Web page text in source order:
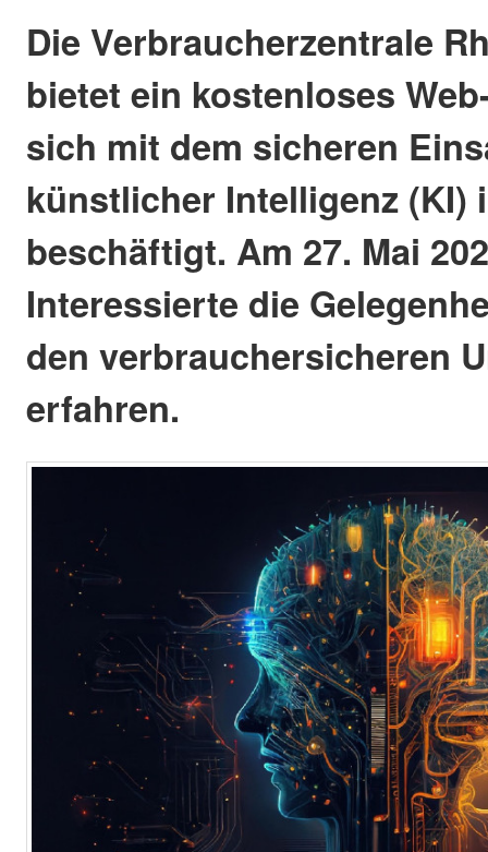
Die Verbraucherzentrale
bietet ein kostenloses
sich mit dem sicheren
künstlicher Intelligenz (KI)
beschäftigt. Am 27. Mai
Interessierte die
den verbrauchersicheren
erfahren.